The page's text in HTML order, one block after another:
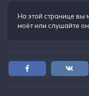
На этой странице вы
моётили слушайте